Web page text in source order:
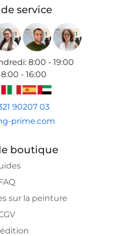
service
: 8:00 - 19:00
8:00 - 16:00
90207 03
prime.com
boutique
sur la peinture